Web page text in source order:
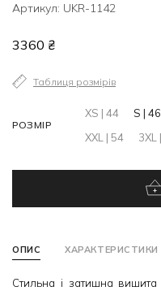
Артикул: UKR-1142
3360 ₴
Таблиця розмірів
РОЗМІР
XS | 44 S | 46
XXL | 54
3XL
ОПИС ХАРАКТЕРИСТИКИ
Стильна і затишна вишита